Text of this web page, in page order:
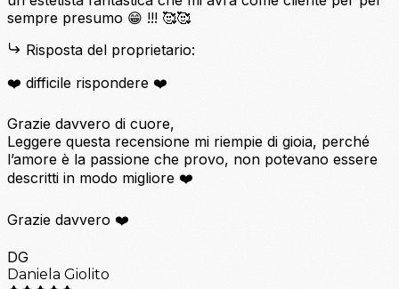
sempre presumo 😁 !!! 🥰🥰
Risposta del proprietario:
❤️ difficile rispondere ❤️
Grazie davvero di cuore,
Leggere questa recensione mi riempie di gioia, perché
l’amore è la passione che provo, non potevano essere
descritti in modo migliore ❤️
Grazie davvero ❤️
DG
Daniela Giolito